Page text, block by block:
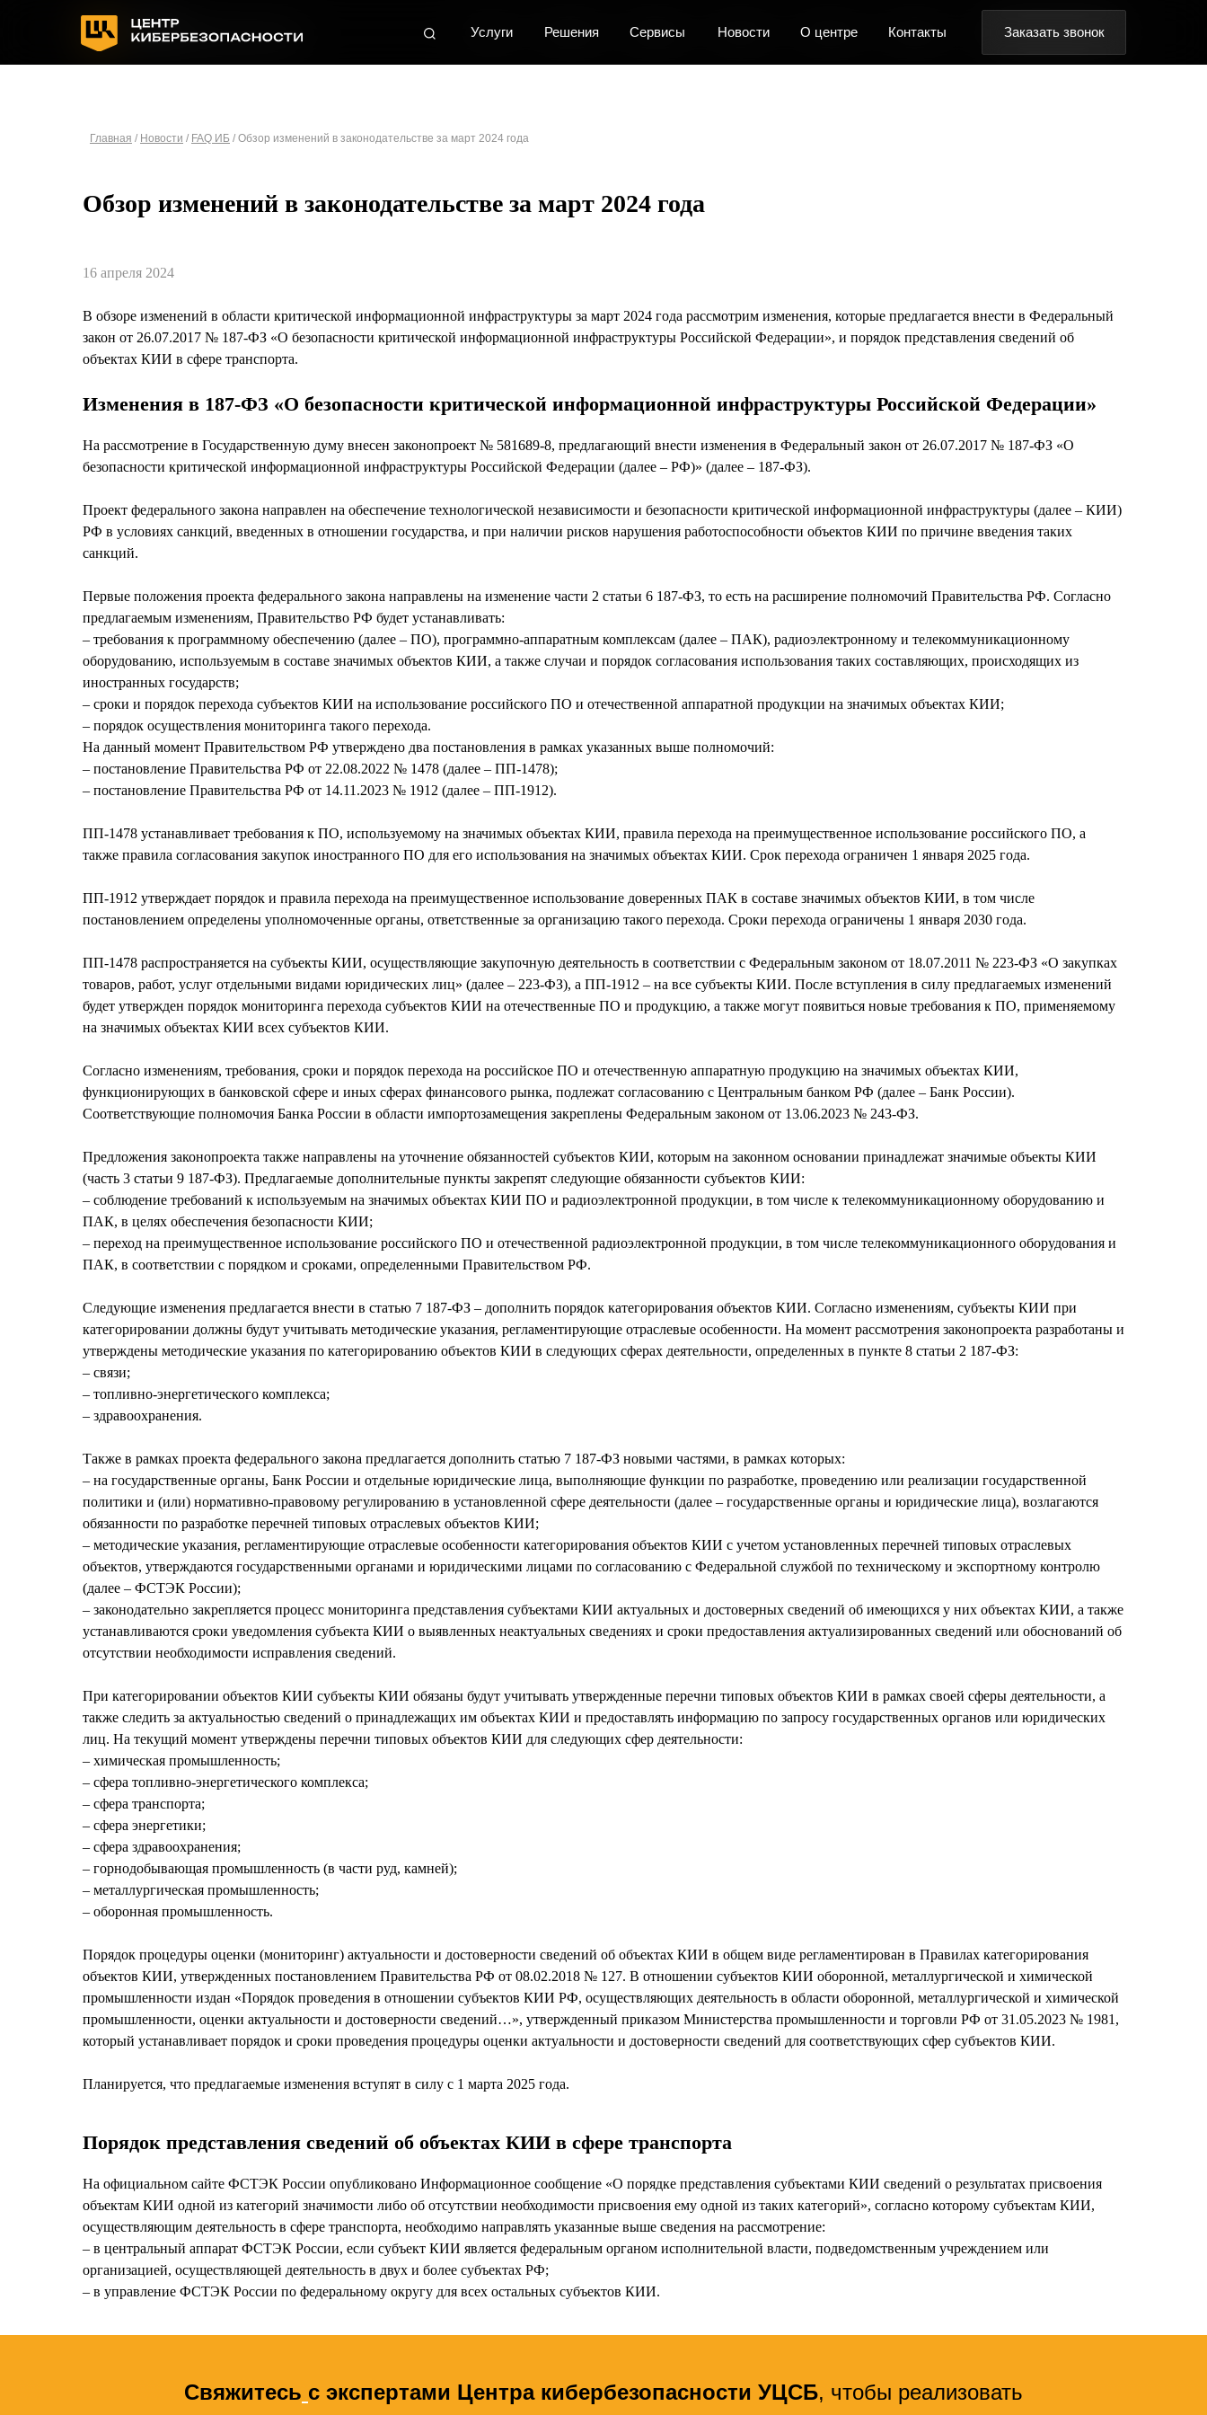
Заказать звонок
Контакты
О центре
Сервисы Новости
Решения
Услуги Заказать звонок
Контакты
О центре
Сервисы Новости
Решения
Услуги Заказать звонок
Контакты
О центре
Сервисы Новости
Решения
Услуги
Главная / Новости / FAQ ИБ / Обзор изменений в законодательстве за март 2024 года
Обзор изменений в законодательстве за март 2024 года
16 апреля 2024
В обзоре изменений в области критической информационной инфраструктуры за март 2024 года рассмотрим изменения, которые предлагается внести в Федеральный
закон от 26.07.2017 № 187-ФЗ «О безопасности критической информационной инфраструктуры Российской Федерации», и порядок представления сведений об
объектах КИИ в сфере транспорта.
Изменения в 187-ФЗ «О безопасности критической информационной инфраструктуры Российской Федерации»
На рассмотрение в Государственную думу внесен законопроект № 581689-8, предлагающий внести изменения в Федеральный закон от 26.07.2017 № 187-ФЗ «О
безопасности критической информационной инфраструктуры Российской Федерации (далее – РФ)» (далее – 187-ФЗ).
Проект федерального закона направлен на обеспечение технологической независимости и безопасности критической информационной инфраструктуры (далее – КИИ)
РФ в условиях санкций, введенных в отношении государства, и при наличии рисков нарушения работоспособности объектов КИИ по причине введения таких
санкций.
Первые положения проекта федерального закона направлены на изменение части 2 статьи 6 187-ФЗ, то есть на расширение полномочий Правительства РФ. Согласно
предлагаемым изменениям, Правительство РФ будет устанавливать:
‒ требования к программному обеспечению (далее – ПО), программно-аппаратным комплексам (далее – ПАК), радиоэлектронному и телекоммуникационному
оборудованию, используемым в составе значимых объектов КИИ, а также случаи и порядок согласования использования таких составляющих, происходящих из
иностранных государств;
‒ сроки и порядок перехода субъектов КИИ на использование российского ПО и отечественной аппаратной продукции на значимых объектах КИИ;
‒ порядок осуществления мониторинга такого перехода.
На данный момент Правительством РФ утверждено два постановления в рамках указанных выше полномочий:
‒ постановление Правительства РФ от 22.08.2022 № 1478 (далее – ПП-1478);
‒ постановление Правительства РФ от 14.11.2023 № 1912 (далее – ПП-1912).
ПП-1478 устанавливает требования к ПО, используемому на значимых объектах КИИ, правила перехода на преимущественное использование российского ПО, а
также правила согласования закупок иностранного ПО для его использования на значимых объектах КИИ. Срок перехода ограничен 1 января 2025 года.
ПП-1912 утверждает порядок и правила перехода на преимущественное использование доверенных ПАК в составе значимых объектов КИИ, в том числе
постановлением определены уполномоченные органы, ответственные за организацию такого перехода. Сроки перехода ограничены 1 января 2030 года.
ПП-1478 распространяется на субъекты КИИ, осуществляющие закупочную деятельность в соответствии с Федеральным законом от 18.07.2011 № 223-ФЗ «О закупках
товаров, работ, услуг отдельными видами юридических лиц» (далее – 223-ФЗ), а ПП-1912 – на все субъекты КИИ. После вступления в силу предлагаемых изменений
будет утвержден порядок мониторинга перехода субъектов КИИ на отечественные ПО и продукцию, а также могут появиться новые требования к ПО, применяемому
на значимых объектах КИИ всех субъектов КИИ.
Согласно изменениям, требования, сроки и порядок перехода на российское ПО и отечественную аппаратную продукцию на значимых объектах КИИ,
функционирующих в банковской сфере и иных сферах финансового рынка, подлежат согласованию с Центральным банком РФ (далее – Банк России).
Соответствующие полномочия Банка России в области импортозамещения закреплены Федеральным законом от 13.06.2023 № 243-ФЗ.
Предложения законопроекта также направлены на уточнение обязанностей субъектов КИИ, которым на законном основании принадлежат значимые объекты КИИ
(часть 3 статьи 9 187-ФЗ). Предлагаемые дополнительные пункты закрепят следующие обязанности субъектов КИИ:
‒ соблюдение требований к используемым на значимых объектах КИИ ПО и радиоэлектронной продукции, в том числе к телекоммуникационному оборудованию и
ПАК, в целях обеспечения безопасности КИИ;
‒ переход на преимущественное использование российского ПО и отечественной радиоэлектронной продукции, в том числе телекоммуникационного оборудования и
ПАК, в соответствии с порядком и сроками, определенными Правительством РФ.
Следующие изменения предлагается внести в статью 7 187-ФЗ – дополнить порядок категорирования объектов КИИ. Согласно изменениям, субъекты КИИ при
категорировании должны будут учитывать методические указания, регламентирующие отраслевые особенности. На момент рассмотрения законопроекта разработаны и
утверждены методические указания по категорированию объектов КИИ в следующих сферах деятельности, определенных в пункте 8 статьи 2 187-ФЗ:
‒ связи;
‒ топливно-энергетического комплекса;
‒ здравоохранения.
Также в рамках проекта федерального закона предлагается дополнить статью 7 187-ФЗ новыми частями, в рамках которых:
‒ на государственные органы, Банк России и отдельные юридические лица, выполняющие функции по разработке, проведению или реализации государственной
политики и (или) нормативно-правовому регулированию в установленной сфере деятельности (далее – государственные органы и юридические лица), возлагаются
обязанности по разработке перечней типовых отраслевых объектов КИИ;
‒ методические указания, регламентирующие отраслевые особенности категорирования объектов КИИ с учетом установленных перечней типовых отраслевых
объектов, утверждаются государственными органами и юридическими лицами по согласованию с Федеральной службой по техническому и экспортному контролю
(далее – ФСТЭК России);
‒ законодательно закрепляется процесс мониторинга представления субъектами КИИ актуальных и достоверных сведений об имеющихся у них объектах КИИ, а также
устанавливаются сроки уведомления субъекта КИИ о выявленных неактуальных сведениях и сроки предоставления актуализированных сведений или обоснований об
отсутствии необходимости исправления сведений.
При категорировании объектов КИИ субъекты КИИ обязаны будут учитывать утвержденные перечни типовых объектов КИИ в рамках своей сферы деятельности, а
также следить за актуальностью сведений о принадлежащих им объектах КИИ и предоставлять информацию по запросу государственных органов или юридических
лиц. На текущий момент утверждены перечни типовых объектов КИИ для следующих сфер деятельности:
‒ химическая промышленность;
‒ сфера топливно-энергетического комплекса;
‒ сфера транспорта;
‒ сфера энергетики;
‒ сфера здравоохранения;
‒ горнодобывающая промышленность (в части руд, камней);
‒ металлургическая промышленность;
‒ оборонная промышленность.
Порядок процедуры оценки (мониторинг) актуальности и достоверности сведений об объектах КИИ в общем виде регламентирован в Правилах категорирования
объектов КИИ, утвержденных постановлением Правительства РФ от 08.02.2018 № 127. В отношении субъектов КИИ оборонной, металлургической и химической
промышленности издан «Порядок проведения в отношении субъектов КИИ РФ, осуществляющих деятельность в области оборонной, металлургической и химической
промышленности, оценки актуальности и достоверности сведений…», утвержденный приказом Министерства промышленности и торговли РФ от 31.05.2023 № 1981,
который устанавливает порядок и сроки проведения процедуры оценки актуальности и достоверности сведений для соответствующих сфер субъектов КИИ.
Планируется, что предлагаемые изменения вступят в силу с 1 марта 2025 года.
Порядок представления сведений об объектах КИИ в сфере транспорта
На официальном сайте ФСТЭК России опубликовано Информационное сообщение «О порядке представления субъектами КИИ сведений о результатах присвоения
объектам КИИ одной из категорий значимости либо об отсутствии необходимости присвоения ему одной из таких категорий», согласно которому субъектам КИИ,
осуществляющим деятельность в сфере транспорта, необходимо направлять указанные выше сведения на рассмотрение:
‒ в центральный аппарат ФСТЭК России, если субъект КИИ является федеральным органом исполнительной власти, подведомственным учреждением или
организацией, осуществляющей деятельность в двух и более субъектах РФ;
‒ в управление ФСТЭК России по федеральному округу для всех остальных субъектов КИИ.
Свяжитесь с экспертами Центра кибербезопасности УЦСБ, чтобы реализовать